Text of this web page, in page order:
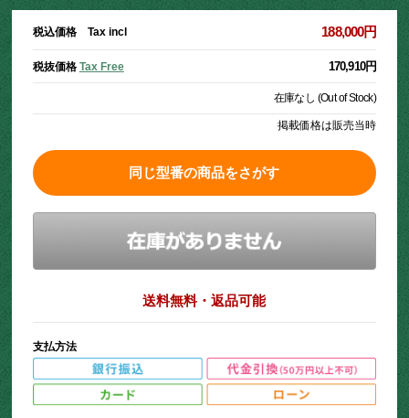
税込価格 Tax incl 188,000円
税抜価格 Tax Free 170,910円
在庫なし (Out of Stock)
掲載価格は販売当時
同じ型番の商品をさがす
送料無料・返品可能
支払方法